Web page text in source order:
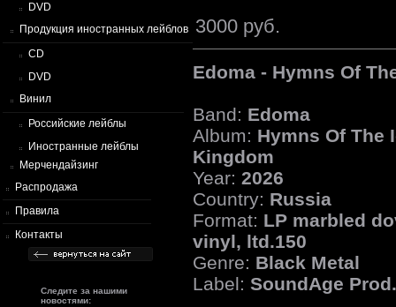
DVD
Продукция иностранных лейблов
CD
DVD
Винил
Российские лейблы
Иностранные лейблы
Мерчендайзинг
Распродажа
Правила
Контакты
Следите за нашими
новостями:
3000 руб.
Edoma - Hymns Of
Band: Edoma
Album: Hymns Of The
Kingdom
Year: 2026
Country: Russia
Format: LP marbled
vinyl, ltd.150
Genre: Black Metal
Label: SoundAge Prod.